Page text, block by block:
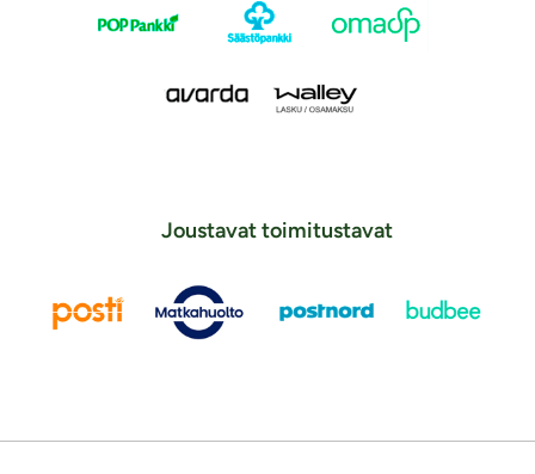
Joustavat toimitustavat